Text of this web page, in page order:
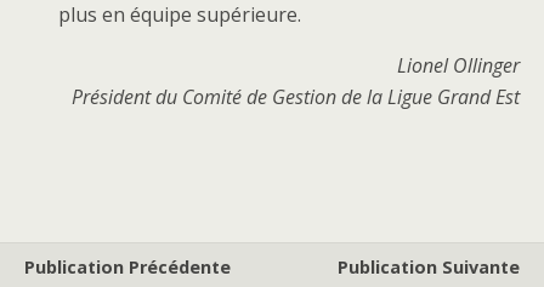
plus en équipe supérieure.
Lionel Ollinger
Président du Comité de Gestion de la Ligue Grand Est
Publication Précédente
Publication Suivante